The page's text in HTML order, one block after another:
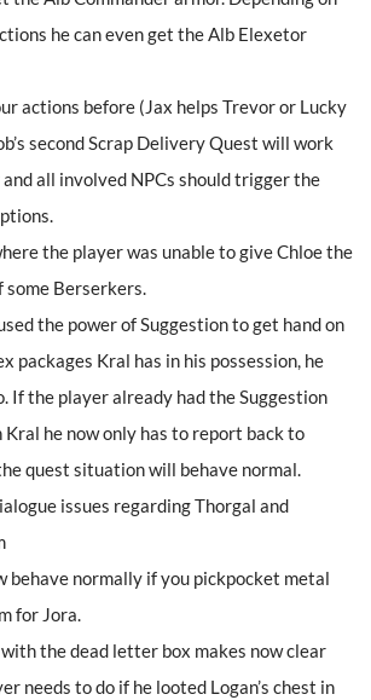
he can even get the Alb Elexetor
actions before (Jax helps Trevor or Lucky
second Scrap Delivery Quest will work
all involved NPCs should trigger the
the player was unable to give Chloe the
some Berserkers.
the power of Suggestion to get hand on
packages Kral has in his possession, he
If the player already had the Suggestion
he now only has to report back to
quest situation will behave normal.
issues regarding Thorgal and
behave normally if you pickpocket metal
for Jora.
the dead letter box makes now clear
needs to do if he looted Logan’s chest in